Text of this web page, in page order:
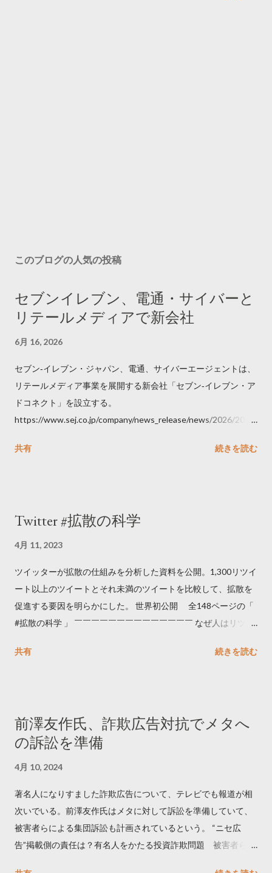
このブログの人気の投稿
セブンイレブン、電通・サイバーと
リテールメディアで新会社
6月 16, 2026
セブン‐イレブン・ジャパン、電通、サイバーエージェントは、
リテールメディア事業を展開する新会社「セブン‐イレブン・ア
ドコネクト」を設立する。
https://www.sej.co.jp/company/news_release/news/2026/2026
共有
続きを読む
Twitter #拡散の科学
4月 11, 2023
ツイッターが拡散の仕組みを分析した資料を公開。1,300リツイ
ート以上のツイートとそれ未満のツイートを比較して、拡散を
促進する要因を明らかにした。 世界初公開 全148ページの「
#拡散の科学 」 ￣￣￣￣￣￣￣￣￣￣￣￣￣￣ なぜ人はリツイ
学しました。 ー バズの目安は1300リツイート ー 人は16の熱量
トするのか？ https://marketing.twitter.com/ja/insights/kakusan
共有 続きを読む
前澤友作氏、詐欺広告対抗でメタへ
の訴訟を準備
4月 10, 2024
著名人になりすました詐欺広告について、テレビでも報道が相
次いでいる。前澤友作氏はメタに対して訴訟を準備していて、
被害者らによる集団訴訟も計画されているという。 “ニセ広
告”掲載側の責任は？有名人をかたる投資詐欺問題 被害者らが